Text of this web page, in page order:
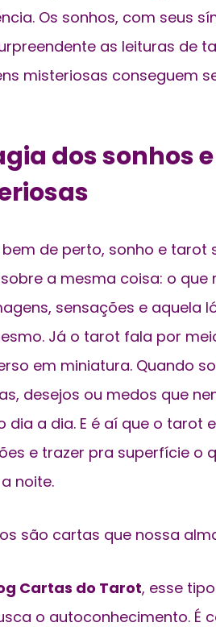
Os sonhos, com seus
as leituras de
misteriosas conseguem
dos sonhos
bem de perto, sonho e
a mesma coisa: o que
sensações e aquela
Já o tarot fala por
em miniatura. Quando
desejos ou medos que
dia a dia. E é aí que o
e trazer pra superfície o
noite.
são cartas que nossa
Cartas do Tarot, esse
o autoconhecimento. É